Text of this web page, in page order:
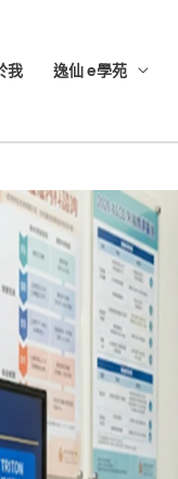
我 逸仙 e學苑